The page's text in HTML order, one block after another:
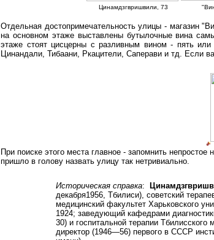
Цинамдзгвришвили, 73
Отдельная достопримечательность улицы - магазин
на основном этаже выставлены бутылочные вина
этаже стоят цисцерны с разливным вином - пять
Цинандали, Тибаани, Ркацители, Саперави и тд. Если
При поиске этого места главное - запомнить
пришло в голову назвать улицу так нетривиально.
Историческая справка:
декабря1956, Тбилиси), советский
медицинский факультет Харьковского
1924; заведующий кафедрами
30) и госпитальной терапии Тбилисского
директор (1946—56) первого в СССР